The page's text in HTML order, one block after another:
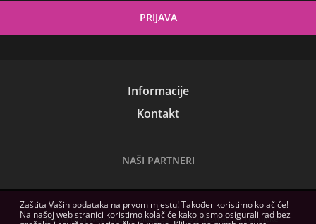
Informacije
Kontakt
NAŠI PARTNERI
Slike na ovoj web stranici služe samo kao ilustracija. Tehničke
Zaštita Vaših podataka na prvom mjestu! Također koristimo kolačiće!
Na našoj web stranici koristimo kolačiće kako bismo osigurali rad bez